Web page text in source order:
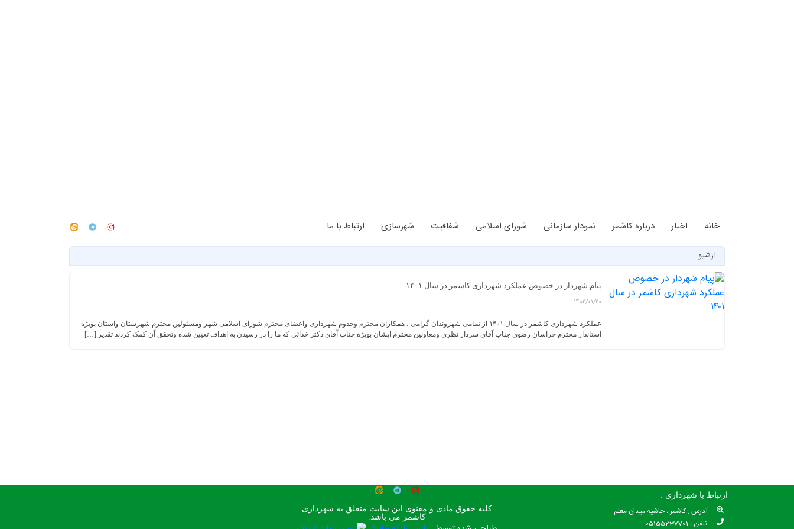
خانه اخبار درباره کاشمر نمودار سازمانی شورای اسلامی شفافیت شهرسازی ارتباط با ما
آرشیو
پیام شهردار در خصوص عملکرد شهرداری کاشمر در سال ۱۴۰۱
1402/01/20
عملکرد شهرداری کاشمر در سال ۱۴۰۱ از تمامی شهروندان گرامی ، همکاران محترم وخدوم شهرداری واعضای محترم شورای اسلامی شهر ومسئولین محترم شهرستان واستان بویژه
استاندار محترم خراسان رضوی جناب آقای سردار نظری ومعاونین محترم ایشان بویژه جناب آقای دکتر خدائی که ما را در رسیدن به اهداف تعیین شده وتحقق آن کمک کردند تقدیر […]
ارتباط با شهرداری :
آدرس : کاشمر ، حاشیه میدان معلم
تلفن : 05155237701
کلیه حقوق مادی و معنوی این سایت متعلق به شهرداری
کاشمر می باشد.